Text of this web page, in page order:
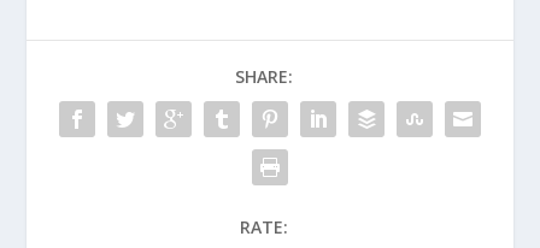
SHARE:
RATE: